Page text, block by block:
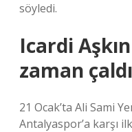
söyledi.
Icardi
zaman
21 Ocak’ta Ali Sami
Antalyaspor’a karşı